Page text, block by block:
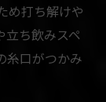
ポイント
最適
作り
め打ち解けや
立ち飲みスペ
糸口がつかみ